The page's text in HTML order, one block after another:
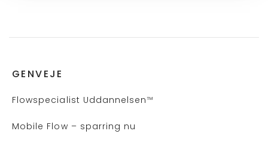
GENVEJE
Flowspecialist Uddannelsen™
Mobile Flow – sparring nu